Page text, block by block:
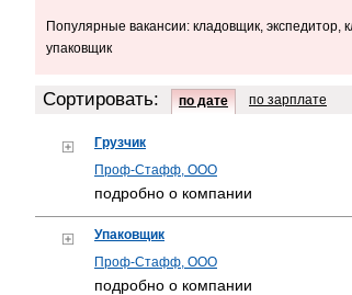
Популярные вакансии: кладовщик, экспедитор,
упаковщик
Сортировать: по дате по зарплате
Грузчик
Проф-Стафф, ООО
подробно о компании
Упаковщик
Проф-Стафф, ООО
подробно о компании